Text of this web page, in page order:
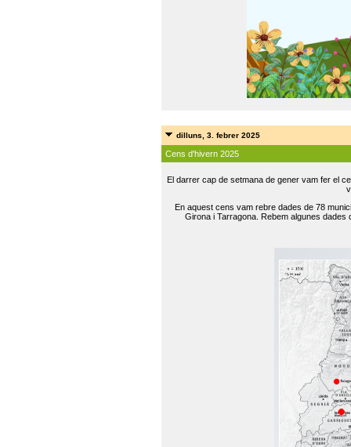
dilluns, 3. febrer 2025
Cens d'hivern 2025
El darrer cap de setmana de gener vam fer el
En aquest cens vam rebre dades de 78
Girona i Tarragona. Rebem algunes